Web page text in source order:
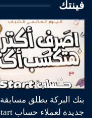
فينتك
بنك البركة يطلق مسابقة